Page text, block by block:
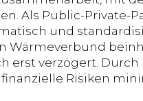
Als Public-Private-
und
Wärmeverbund
erst verzögert.
Risiken